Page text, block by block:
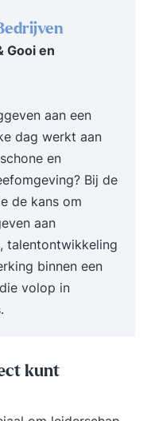
forceren of juist
de training stel jij
te kijken.
met
je op een
contact maakt
voor
ook voor meer
sterkere
heb je aan
en
Daar heb je
en omgeving
je voorbeelden
spreekt je
leert effectiever
Gooi en
aan een
dag werkt aan
en
Bij de
de kans om
aan
talentontwikkeling
binnen een
volop in
kunt